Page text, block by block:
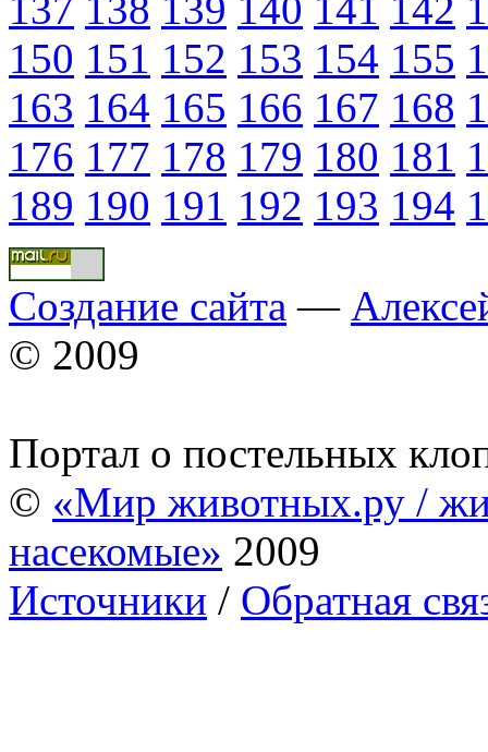
150 151 152 153 154 155
163 164 165 166 167 168
176 177 178 179 180 181
189 190 191 192 193 194
Создание сайта —
© 2009
Портал о постельных
© «Мир животных.ру /
насекомые» 2009
Источники / Обратная